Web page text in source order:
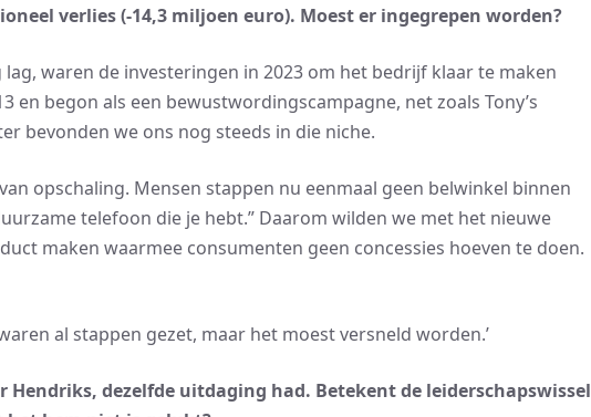
verlies (-14,3 miljoen euro). Moest er ingegrepen worden?
waren de investeringen in 2023 om het bedrijf klaar te maken
en begon als een bewustwordingscampagne, net zoals Tony’s
bevonden we ons nog steeds in die niche.
opschaling. Mensen stappen nu eenmaal geen belwinkel binnen
telefoon die je hebt.” Daarom wilden we met het nieuwe
maken waarmee consumenten geen concessies hoeven te doen.
al stappen gezet, maar het moest versneld worden.’
Hendriks, dezelfde uitdaging had. Betekent de leiderschapswissel